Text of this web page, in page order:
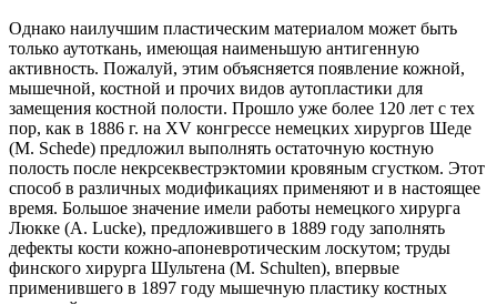
Однако наилучшим пластическим материалом может быть
только аутоткань, имеющая наименьшую антигенную
активность. Пожалуй, этим объясняется появление кожной,
мышечной, костной и прочих видов аутопластики для
замещения костной полости. Прошло уже более 120 лет с тех
пор, как в 1886 г. на XV конгрессе немецких хирургов Шеде
(М. Schede) предложил выполнять остаточную костную
полость после некрсеквестрэктомии кровяным сгустком. Этот
способ в различных модификациях применяют и в настоящее
время. Большое значение имели работы немецкого хирурга
Люкке (A. Lucke), предложившего в 1889 году заполнять
дефекты кости кожно-апоневротическим лоскутом; труды
финского хирурга Шультена (М. Schulten), впервые
применившего в 1897 году мышечную пластику костных